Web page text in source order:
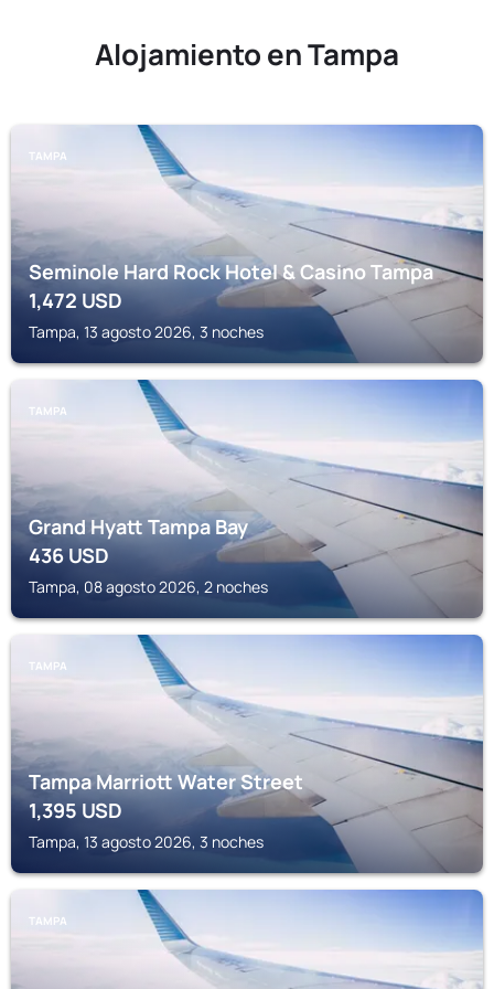
Alojamiento en Tampa
TAMPA
Seminole Hard Rock Hotel & Casino Tampa
1,472 USD
Tampa, 13 agosto 2026, 3 noches
TAMPA
Grand Hyatt Tampa Bay
436USD
Tampa, 08 agosto 2026, 2 noches
TAMPA
Tampa Marriott Water Street
1,395 USD
Tampa, 13 agosto 2026, 3 noches
TAMPA